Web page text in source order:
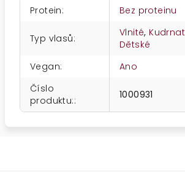
Protein: Bez proteinu
Typ vlasů: Vlnité,
Dětské
Vegan:
Ano
Číslo
produktu:: 1000931